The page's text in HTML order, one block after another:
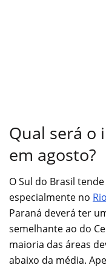
Qual será o
em agosto?
O Sul do Brasil
especialmente no
Paraná deverá ter
semelhante ao do
maioria das áreas
abaixo da média.